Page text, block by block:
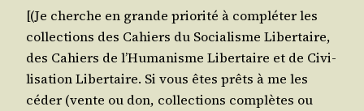
[(Je cherche en grande prio­ri­té à com­plé­ter les
col­lec­tions des Cahiers du Socia­lisme Liber­taire,
des Cahiers de l’Humanisme Liber­taire et de Civi­
li­sa­tion Liber­taire. Si vous êtes prêts à me les
céder (vente ou don, col­lec­tions com­plètes ou